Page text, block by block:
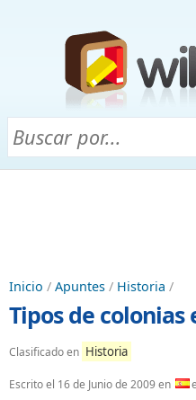
Inicio / Apuntes / Historia /
Tipos de colonias
Clasificado en Historia
Escrito el 16 de Junio de 2009en